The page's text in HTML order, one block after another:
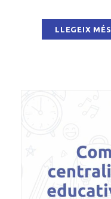
LLEGEIX MÉS